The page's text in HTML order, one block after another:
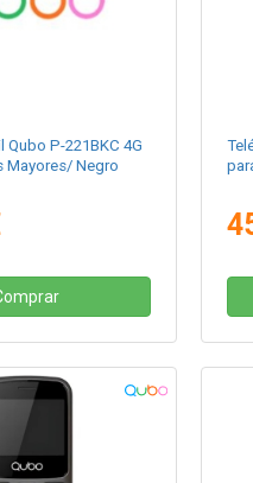
Qubo P-221BKC 4G
Mayores/ Negro